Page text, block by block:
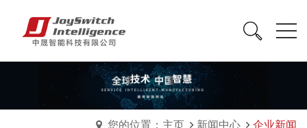
您的位置：主页 新闻中心 企业新闻